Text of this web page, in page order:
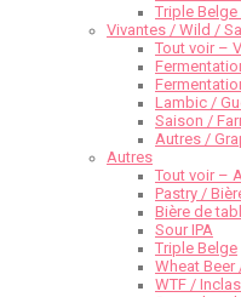
Triple
Vivantes / Wild /
Tout voir –
Lambic /
Saison /
Autres /
Autres
Tout voir –
Pastry /
Bière de
Sour IPA
Triple Belge
Wheat Beer
WTF /